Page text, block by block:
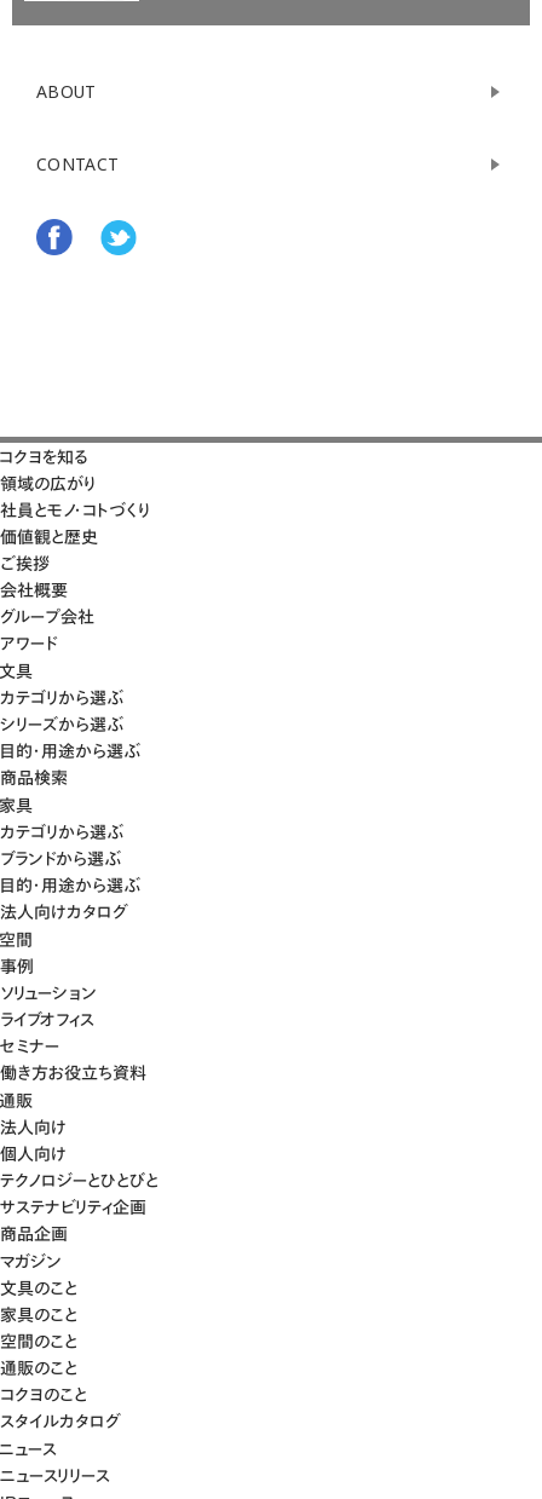
ABOUT
CONTACT
コクヨを知る
領域の広がり
社員とモノ・コトづくり
価値観と歴史
ご挨拶
会社概要
グループ会社
アワード
文具
カテゴリから選ぶ
シリーズから選ぶ
目的・用途から選ぶ
商品検索
家具
カテゴリから選ぶ
ブランドから選ぶ
目的・用途から選ぶ
法人向けカタログ
空間
事例
ソリューション
ライブオフィス
セミナー
働き方お役立ち資料
通販
法人向け
個人向け
テクノロジーとひとびと
サステナビリティ企画
商品企画
マガジン
文具のこと
家具のこと
空間のこと
通販のこと
コクヨのこと
スタイルカタログ
ニュース
ニュースリリース